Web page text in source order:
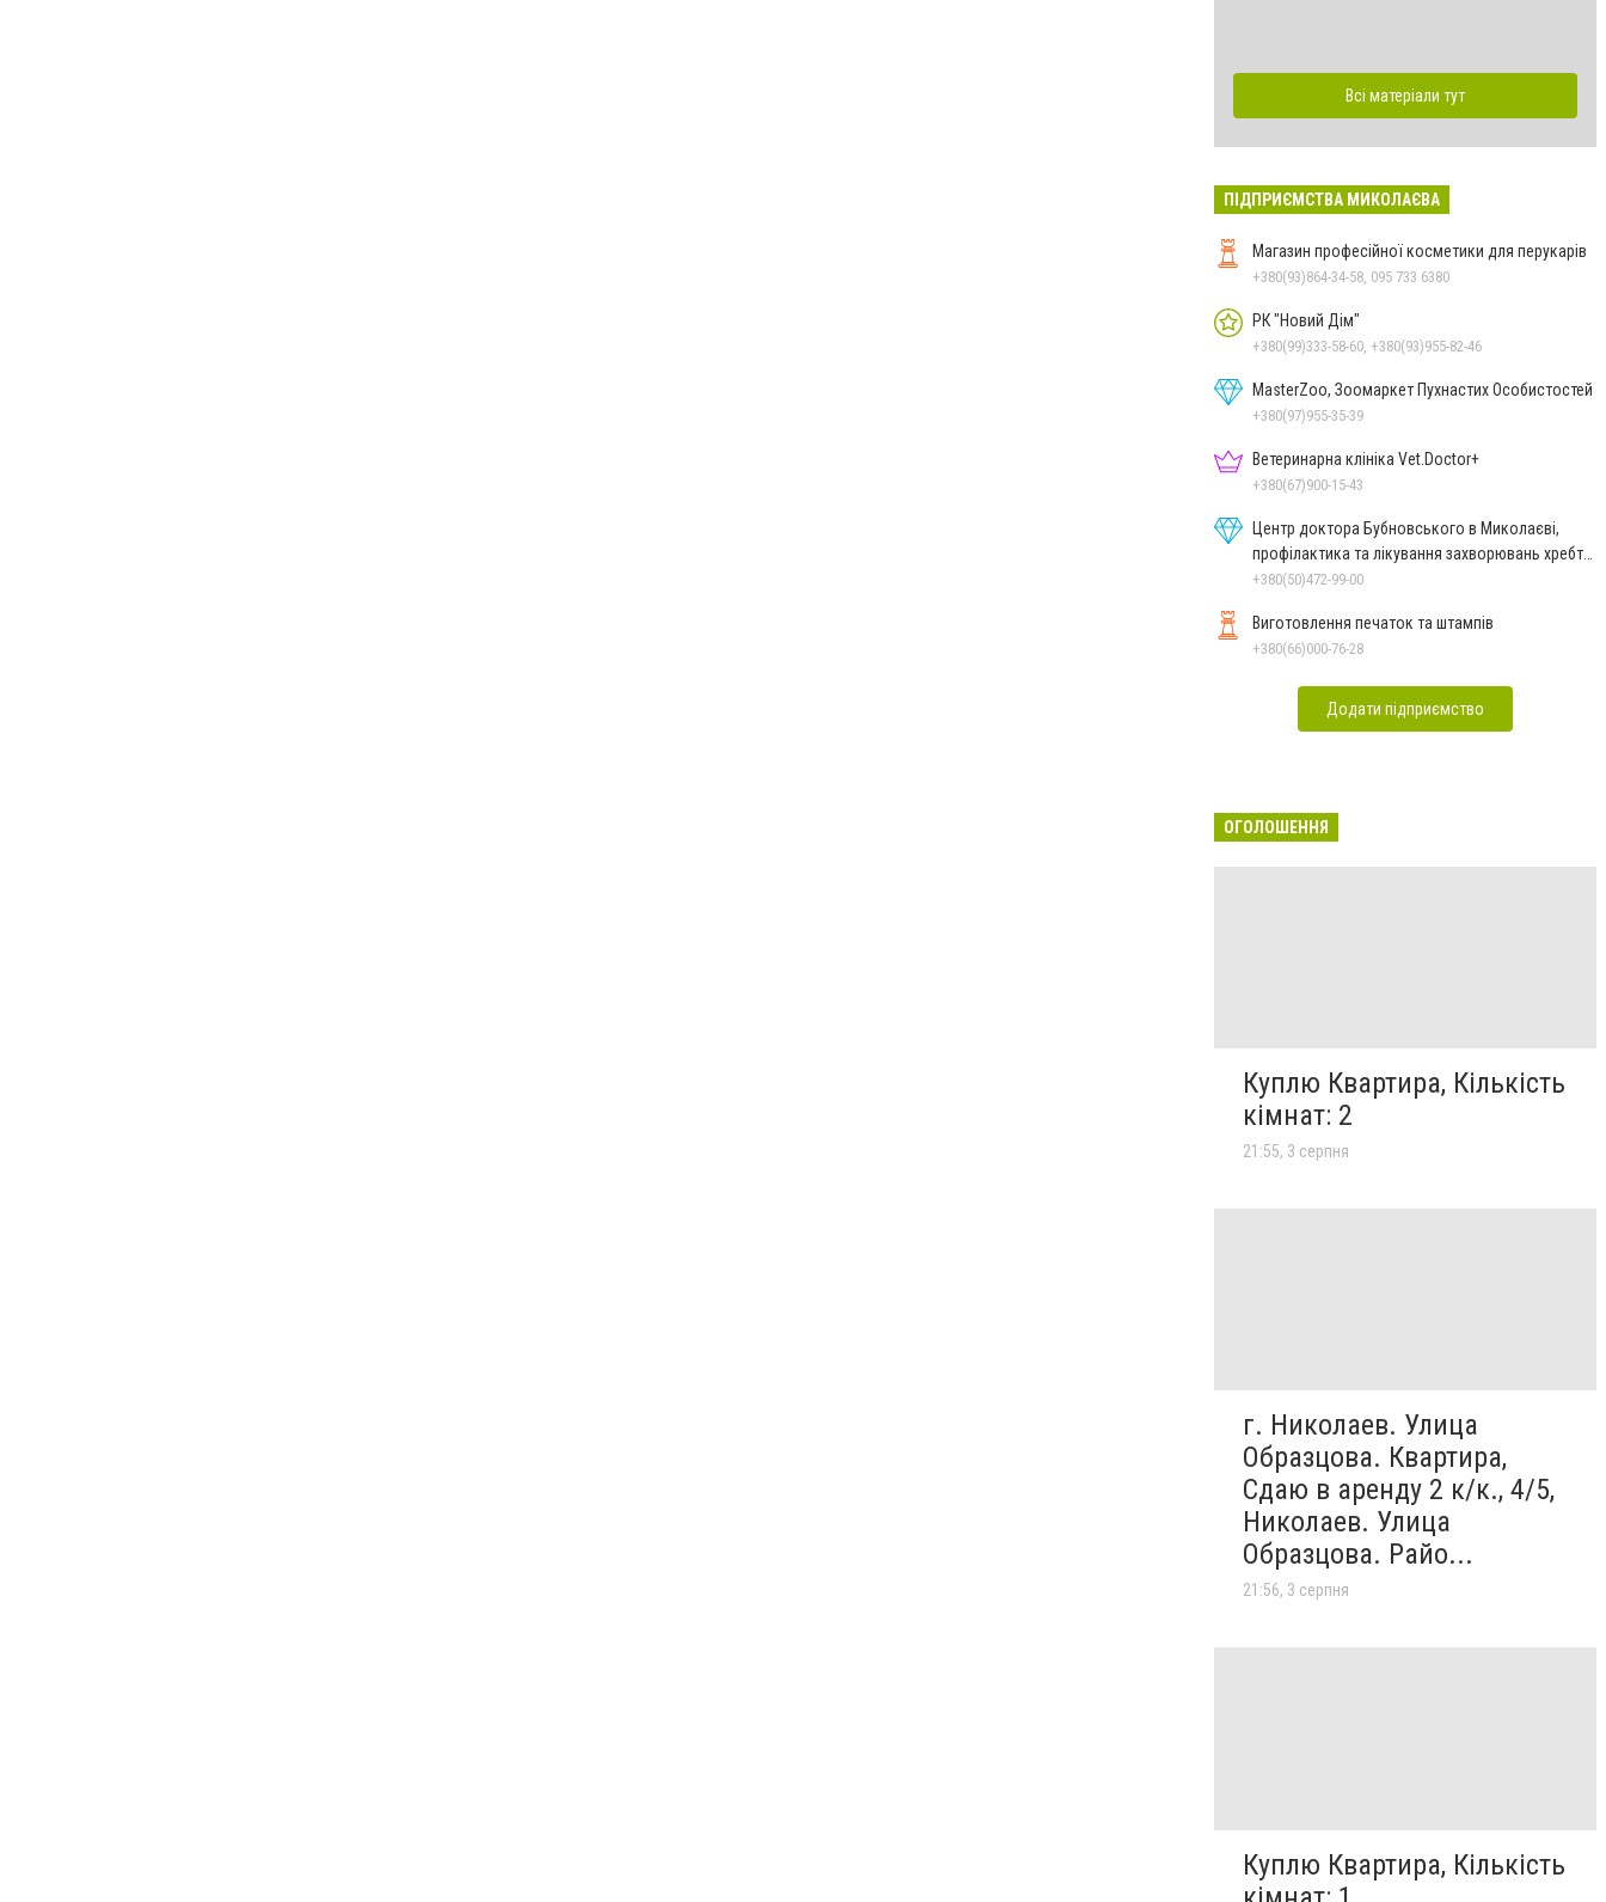
Всі матеріали тут
ПІДПРИЄМСТВА МИКОЛАЄВА
Магазин професійної косметики для перукарів
+380(93)864-34-58, 095 733 6380
РК "Новий Дім"
+380(99)333-58-60, +380(93)955-82-46
MasterZoo, Зоомаркет Пухнастих Особистостей
+380(97)955-35-39
Ветеринарна клініка Vet.Doctor+
+380(67)900-15-43
Центр доктора Бубновського в Миколаєві,
профілактика та лікування захворювань хребта
і суглобів
+380(50)472-99-00
Виготовлення печаток та штампів
+380(66)000-76-28
Додати підприємство
ОГОЛОШЕННЯ
Куплю Квартира, Кількість
кімнат: 2
21:55, 3 серпня
г. Николаев. Улица
Образцова. Квартира,
Сдаю в аренду 2 к/к., 4/5,
Николаев. Улица
Образцова. Райо...
21:56, 3 серпня
Куплю Квартира, Кількість